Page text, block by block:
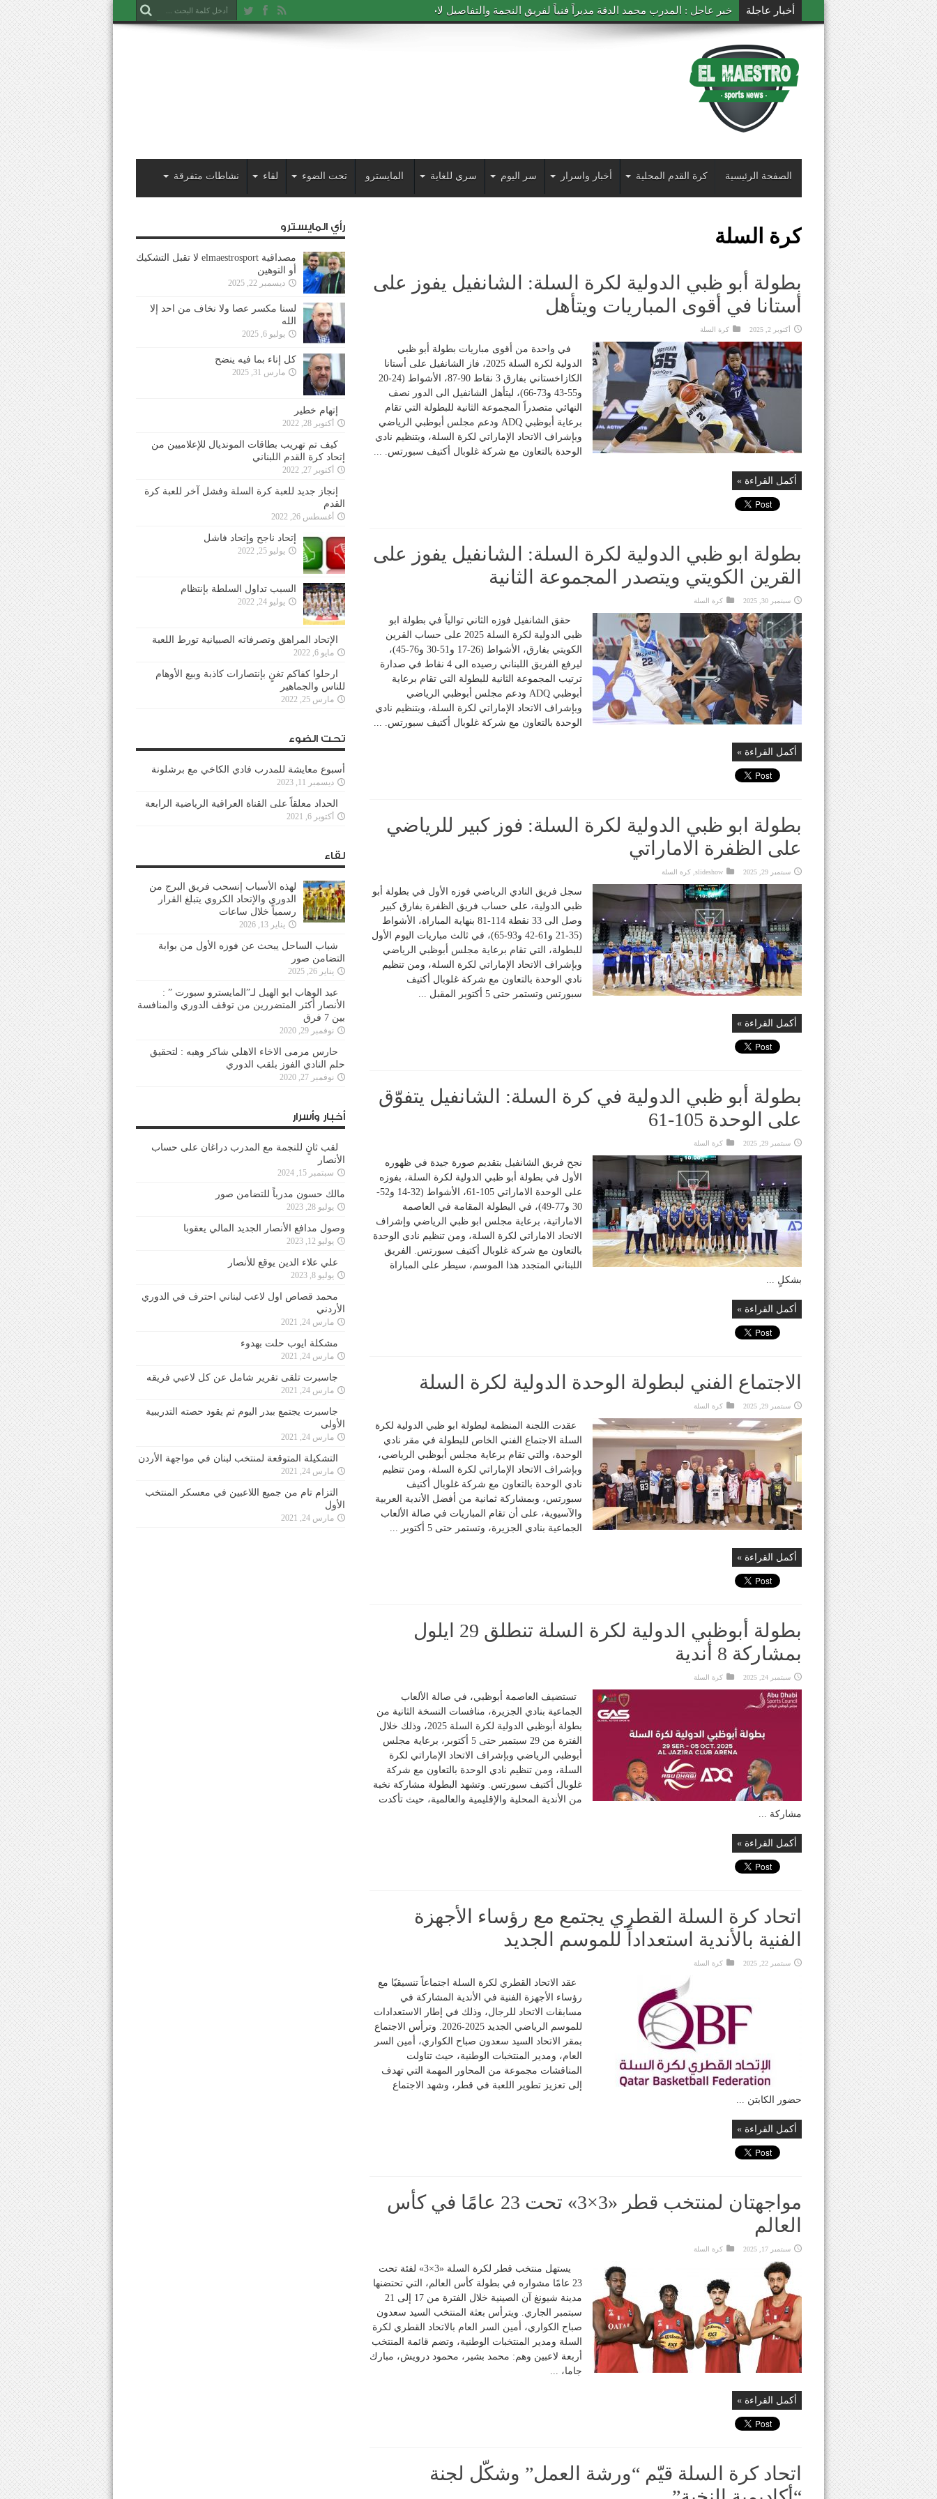
أخبار عاجلة خبر عاجل : المدرب محمد الدقة مديراً فنياً لفريق النجمة والتفاصيل لاحقاً
الصفحة الرئيسية كرة القدم المحلية أخبار واسرار سر اليوم سري للغاية المايسترو تحت الضوء لقاء نشاطات متفرقة
كرة السلة
بطولة أبو ظبي الدولية لكرة السلة: الشانفيل يفوز على
أستانا في أقوى المباريات ويتأهل
أكتوبر 2, 2025 كرة السلة
في واحدة من أقوى مباريات بطولة أبو ظبي
الدولية لكرة السلة 2025، فاز الشانفيل على أستانا
الكازاخستاني بفارق 3 نقاط 90-87، الأشواط (24-20
و55-43 و73-66)، ليتأهل الشانفيل الى الدور نصف
النهائي متصدراً المجموعة الثانية للبطولة التي تقام
برعاية أبوظبي ADQ ودعم مجلس أبوظبي الرياضي
وبإشراف الاتحاد الإماراتي لكرة السلة، وبتنظيم نادي
الوحدة بالتعاون مع شركة غلوبال أكتيف سبورتس. ...
أكمل القراءة »
بطولة ابو ظبي الدولية لكرة السلة: الشانفيل يفوز على
القرين الكويتي ويتصدر المجموعة الثانية
سبتمبر 30, 2025 كرة السلة
حقق الشانفيل فوزه الثاني توالياً في بطولة ابو
ظبي الدولية لكرة السلة 2025 على حساب القرين
الكويتي بفارق، الأشواط (26-17 و51-30 و76-45)،
ليرفع الفريق اللبناني رصيده الى 4 نقاط في صدارة
ترتيب المجموعة الثانية للبطولة التي تقام برعاية
أبوظبي ADQ ودعم مجلس أبوظبي الرياضي
وبإشراف الاتحاد الإماراتي لكرة السلة، وبتنظيم نادي
الوحدة بالتعاون مع شركة غلوبال أكتيف سبورتس. ...
أكمل القراءة »
بطولة ابو ظبي الدولية لكرة السلة: فوز كبير للرياضي
على الظفرة الاماراتي
سبتمبر 29, 2025 slideshow
,كرة السلة
سجل فريق النادي الرياضي فوزه الأول في بطولة أبو
ظبي الدولية، على حساب فريق الظفرة بفارق كبير
وصل الى 33 نقطة 114-81 بنهاية المباراة، الأشواط
(35-21 و61-42 و93-65)، في ثالث مباريات اليوم الأول
للبطولة، التي تقام برعاية مجلس أبوظبي الرياضي
وبإشراف الاتحاد الإماراتي لكرة السلة، ومن تنظيم
نادي الوحدة بالتعاون مع شركة غلوبال أكتيف
سبورتس وتستمر حتى 5 أكتوبر المقبل ...
أكمل القراءة »
بطولة أبو ظبي الدولية في كرة السلة: الشانفيل يتفوّق
على الوحدة 105-61
سبتمبر 29, 2025 كرة السلة
نجح فريق الشانفيل بتقديم صورة جيدة في ظهوره
الأول في بطولة أبو ظبي الدولية لكرة السلة، بفوزه
على الوحدة الاماراتي 105-61، الأشواط (32-14 و52-
30 و77-49)، في البطولة المقامة في العاصمة
الاماراتية، برعاية مجلس ابو ظبي الرياضي وإشراف
الاتحاد الاماراتي لكرة السلة، ومن تنظيم نادي الوحدة
بالتعاون مع شركة غلوبال أكتيف سبورتس. الفريق
اللبناني المتجدد هذا الموسم، سيطر على المباراة
بشكلٍ ...
أكمل القراءة »
الاجتماع الفني لبطولة الوحدة الدولية لكرة السلة
سبتمبر 29, 2025 كرة السلة
عقدت اللجنة المنظمة لبطولة ابو ظبي الدولية لكرة
السلة الاجتماع الفني الخاص للبطولة في مقر نادي
الوحدة، والتي تقام برعاية مجلس أبوظبي الرياضي،
وبإشراف الاتحاد الإماراتي لكرة السلة، ومن تنظيم
نادي الوحدة بالتعاون مع شركة غلوبال أكتيف
سبورتس، وبمشاركة ثمانية من أفضل الأندية العربية
والآسيوية، على أن تقام المباريات في صالة الألعاب
الجماعية بنادي الجزيرة، وتستمر حتى 5 أكتوبر ...
أكمل القراءة »
بطولة أبوظبي الدولية لكرة السلة تنطلق 29 ايلول
بمشاركة 8 أندية
سبتمبر 24, 2025 كرة السلة
تستضيف العاصمة أبوظبي، في صالة الألعاب
الجماعية بنادي الجزيرة، منافسات النسخة الثانية من
بطولة أبوظبي الدولية لكرة السلة 2025، وذلك خلال
الفترة من 29 سبتمبر حتى 5 أكتوبر، برعاية مجلس
أبوظبي الرياضي وبإشراف الاتحاد الإماراتي لكرة
السلة، ومن تنظيم نادي الوحدة بالتعاون مع شركة
غلوبال أكتيف سبورتس. وتشهد البطولة مشاركة نخبة
من الأندية المحلية والإقليمية والعالمية، حيث تأكدت
مشاركة ...
أكمل القراءة »
اتحاد كرة السلة القطري يجتمع مع رؤساء الأجهزة
الفنية بالأندية استعداداً للموسم الجديد
سبتمبر 22, 2025 كرة السلة
عقد الاتحاد القطري لكرة السلة اجتماعاً تنسيقيًا مع
رؤساء الأجهزة الفنية في الأندية المشاركة في
مسابقات الاتحاد للرجال، وذلك في إطار الاستعدادات
للموسم الرياضي الجديد 2025-2026. وترأس الاجتماع
بمقر الاتحاد السيد سعدون صباح الكواري، أمين السر
العام، ومدير المنتخبات الوطنية، حيث تناولت
المناقشات مجموعة من المحاور المهمة التي تهدف
إلى تعزيز تطوير اللعبة في قطر، وشهد الاجتماع
حضور الكابتن ...
أكمل القراءة »
مواجهتان لمنتخب قطر «3×3» تحت 23 عامًا في كأس
العالم
سبتمبر 17, 2025 كرة السلة
يستهل منتخب قطر لكرة السلة «3×3» لفئة تحت
23 عامًا مشواره في بطولة كأس العالم، التي تحتضنها
مدينة شيونغ آن الصينية خلال الفترة من 17 إلى 21
سبتمبر الجاري. ويترأس بعثة المنتخب السيد سعدون
صباح الكواري، أمين السر العام بالاتحاد القطري لكرة
السلة ومدير المنتخبات الوطنية، وتضم قائمة المنتخب
أربعة لاعبين وهم: محمد بشير، محمود درويش، مبارك
جاما، ...
أكمل القراءة »
اتحاد كرة السلة قيّم “ورشة العمل” وشكّل لجنة
رأي المايسترو
مصداقية elmaestrosport لا تقبل التشكيك
أو التوهين
ديسمبر 22, 2025
لسنا مكسر عصا ولا نخاف من احد إلا
الله
يوليو 6, 2025
كل إناء بما فيه ينضح
مارس 31, 2025
إتهام خطير
أكتوبر 28, 2022
كيف تم تهريب بطاقات المونديال للإعلاميين من
إتحاد كرة القدم اللبناني
أكتوبر 27, 2022
إنجاز جديد للعبة كرة السلة وفشل آخر للعبة كرة
القدم
أغسطس 26, 2022
إتحاد ناجح وإتحاد فاشل
يوليو 25, 2022
السبب تداول السلطة بإنتظام
يوليو 24, 2022
الإتحاد المراهق وتصرفاته الصبيانية تورط اللعبة
مايو 6, 2022
ارحلوا كفاكم تغنٍ بإنتصارات كاذبة وبيع الأوهام
للناس والجماهير
مارس 25, 2022
تحت الضوء
أسبوع معايشة للمدرب فادي الكاخي مع برشلونة
ديسمبر 11, 2023
الحداد معلقاً على القناة العراقية الرياضية الرابعة
أكتوبر 6, 2021
لقاء
لهذه الأسباب إنسحب فريق البرج من
الدوري والإتحاد الكروي يتبلغ القرار
رسمياً خلال ساعات
يناير 13, 2026
شباب الساحل يبحث عن فوزه الأول من بوابة
التضامن صور
يناير 26, 2025
عبد الوهاب ابو الهيل لـ”المايسترو سبورت ” :
الأنصار أكثر المتضررين من توقف الدوري والمنافسة
بين 7 فرق
نوفمبر 29, 2020
حارس مرمى الاخاء الاهلي شاكر وهبه : لتحقيق
حلم النادي الفوز بلقب الدوري
نوفمبر 27, 2020
أخبار وأسرار
لقب ثانٍ للنجمة مع المدرب دراغان على حساب
الأنصار
سبتمبر 15, 2024
مالك حسون مدرباً للتضامن صور
يوليو 28, 2023
وصول مدافع الأنصار الجديد المالي يعقوبا
يوليو 12, 2023
علي علاء الدين يوقع للأنصار
يوليو 8, 2023
محمد قصاص اول لاعب لبناني احترف في الدوري
الأردني
مارس 24, 2021
مشكلة ايوب حلت بهدوء
مارس 24, 2021
جاسبرت تلقى تقرير شامل عن كل لاعبي فريقه
مارس 24, 2021
جاسبرت يجتمع ببدر اليوم ثم يقود حصته التدريبية
الأولى
مارس 24, 2021
التشكيلة المتوقعة لمنتخب لبنان في مواجهة الأردن
مارس 24, 2021
التزام تام من جميع اللاعبين في معسكر المنتخب
الأول
مارس 24, 2021